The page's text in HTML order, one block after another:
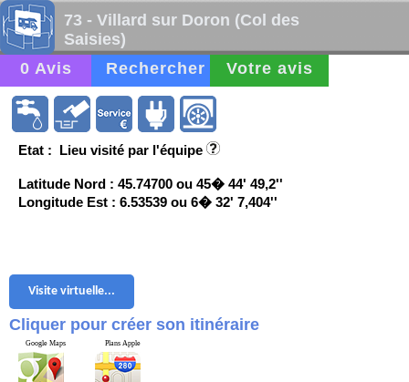
73 - Villard sur Doron (Col des
Saisies)
0 Avis
Rechercher Votre avis
Etat : Lieu visité par l'équipe
Latitude Nord : 45.74700 ou 45� 44' 49,2''
Longitude Est : 6.53539 ou 6� 32' 7,404''
Visite virtuelle...
Cliquer pour créer son itinéraire
Google Maps Plans Apple